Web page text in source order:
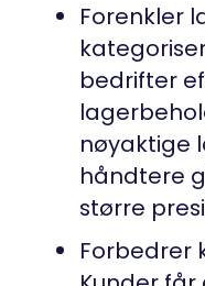
Forenkler
bedrifter
nøyaktige
håndtere
større
Forbedrer